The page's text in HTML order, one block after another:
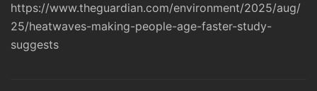
https://www.theguardian.com/environment/2025/aug/
25/heatwaves-making-people-age-faster-study-
suggests